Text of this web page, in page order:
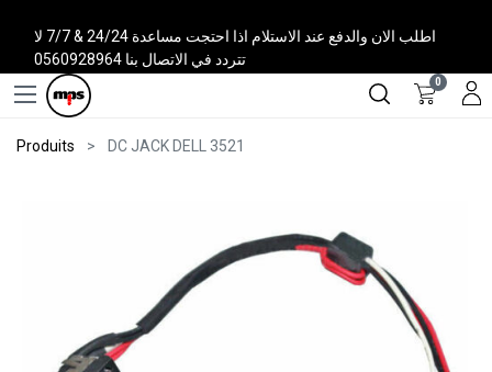
اطلب الان والدفع عند الاستلام اذا احتجت مساعدة 24/24 & 7/7 لا
تتردد في الاتصال بنا 0560928964
0
Produits DC JACK DELL 3521